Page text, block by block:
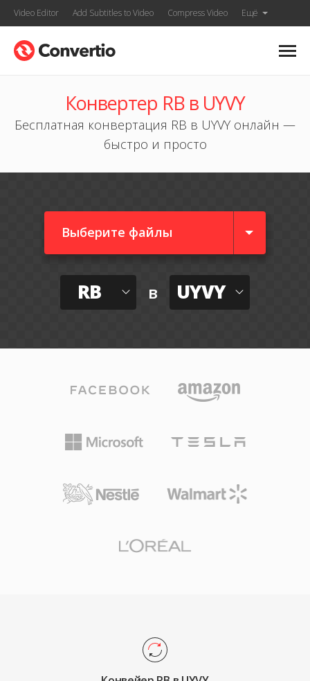
Video Editor Add Subtitles to Video Compress Video Ещё
Конвертер RB в UYVY
Бесплатная конвертация RB в UYVY онлайн —
быстро и просто
Выберите файлы
RB в UYVY